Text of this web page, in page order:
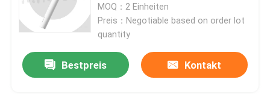
MOQ：2 Einheiten
Preis：Negotiable based on order lot
quantity
Bestpreis Kontakt